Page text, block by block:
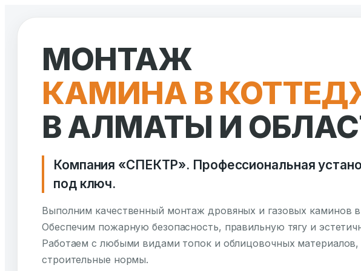
содержимому
МОНТАЖ
КАМИНА В
В АЛМАТЫ И
Компания «СПЕКТР». Профессиональная
под ключ.
Выполним качественный монтаж дровяных и газовых каминов
Обеспечим пожарную безопасность, правильную тягу и
Работаем с любыми видами топок и облицовочных материалов,
строительные нормы.